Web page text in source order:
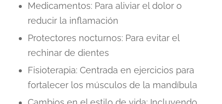
Medicamentos: Para aliviar el dolor o
reducir la inflamación
Protectores nocturnos: Para evitar el
rechinar de dientes
Fisioterapia: Centrada en ejercicios para
fortalecer los músculos de la mandíbula